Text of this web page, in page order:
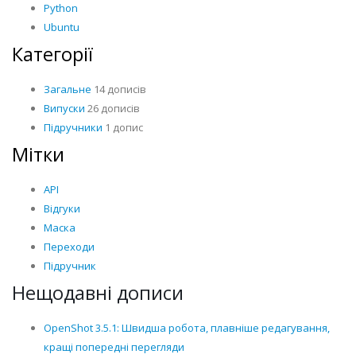
Python
Ubuntu
Категорії
Загальне 14 дописів
Випуски 26 дописів
Підручники 1 допис
Мітки
API
Відгуки
Маска
Переходи
Підручник
Нещодавні дописи
OpenShot 3.5.1: Швидша робота, плавніше редагування,
кращі попередні перегляди